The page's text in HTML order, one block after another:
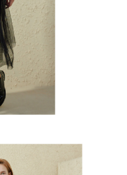
址：
人或監護人之同意方可使用
引起之損失，本公司不負相關責
個別帳號之用戶狀況，依本公司即
不足之情形，本公司將視審查結果
訊註冊。若發現惡意使用之情形，
之使用額度並採取法律行動。